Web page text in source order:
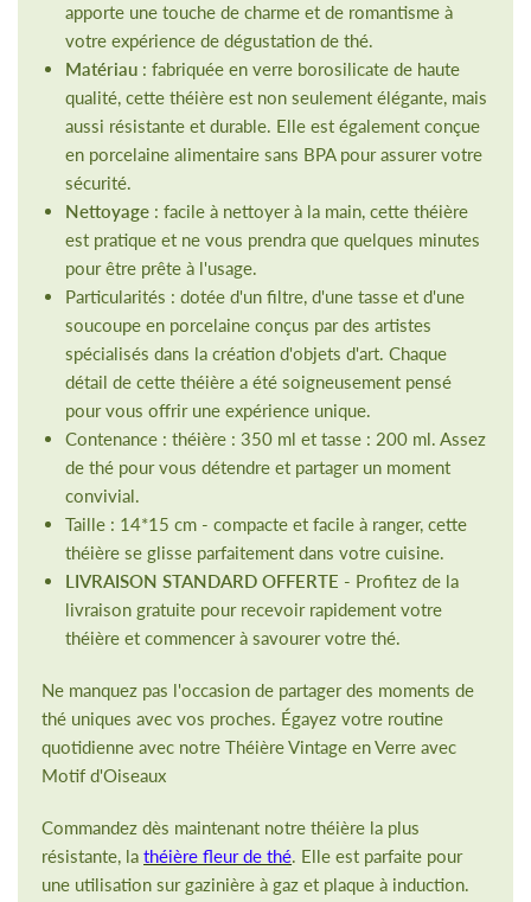
apporte une touche de charme et de romantisme à
votre expérience de dégustation de thé.
Matériau : fabriquée en verre borosilicate de haute
qualité, cette théière est non seulement élégante, mais
aussi résistante et durable. Elle est également conçue
en porcelaine alimentaire sans BPA pour assurer votre
sécurité.
Nettoyage : facile à nettoyer à la main, cette théière
est pratique et ne vous prendra que quelques minutes
pour être prête à l'usage.
Particularités : dotée d'un filtre, d'une tasse et d'une
soucoupe en porcelaine conçus par des artistes
spécialisés dans la création d'objets d'art. Chaque
détail de cette théière a été soigneusement pensé
pour vous offrir une expérience unique.
Contenance : théière : 350 ml et tasse : 200 ml. Assez
de thé pour vous détendre et partager un moment
convivial.
Taille : 14*15 cm - compacte et facile à ranger, cette
théière se glisse parfaitement dans votre cuisine.
LIVRAISON STANDARD OFFERTE - Profitez de la
livraison gratuite pour recevoir rapidement votre
théière et commencer à savourer votre thé.
Ne manquez pas l'occasion de partager des moments de
thé uniques avec vos proches. Égayez votre routine
quotidienne avec notre Théière Vintage en Verre avec
Motif d'Oiseaux
Commandez dès maintenant notre théière la plus
résistante, lathéière fleur de thé. Elle est parfaite pour
une utilisation sur gazinière à gaz et plaque à induction.